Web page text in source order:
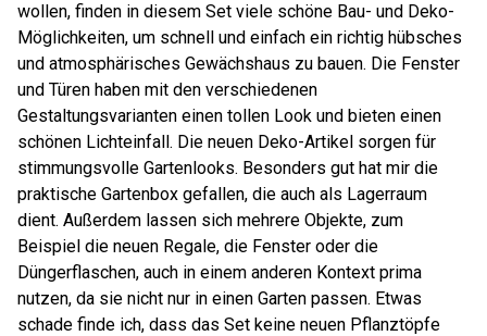
wollen, finden in diesem Set viele schöne Bau- und Deko-
Möglichkeiten, um schnell und einfach ein richtig hübsches
und atmosphärisches Gewächshaus zu bauen. Die Fenster
und Türen haben mit den verschiedenen
Gestaltungsvarianten einen tollen Look und bieten einen
schönen Lichteinfall. Die neuen Deko-Artikel sorgen für
stimmungsvolle Gartenlooks. Besonders gut hat mir die
praktische Gartenbox gefallen, die auch als Lagerraum
dient. Außerdem lassen sich mehrere Objekte, zum
Beispiel die neuen Regale, die Fenster oder die
Düngerflaschen, auch in einem anderen Kontext prima
nutzen, da sie nicht nur in einen Garten passen. Etwas
schade finde ich, dass das Set keine neuen Pflanztöpfe